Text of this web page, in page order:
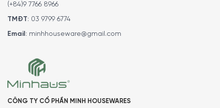
Bản vẽ kích thước lắp đặt sản phẩm:
(+84)9 7766 8966
TMĐT: 03 9799 6774
Email : minhhouseware@gmail.com
CÔNG TY CỔ PHẦN MINH HOUSEWARES